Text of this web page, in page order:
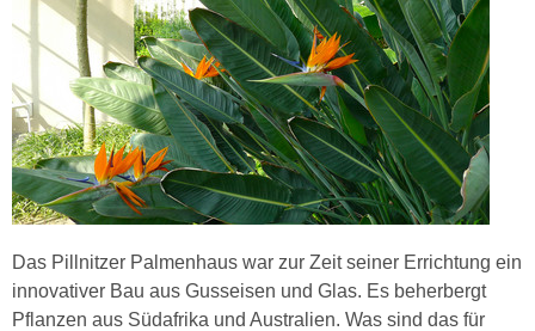
Das Pillnitzer Palmenhaus war zur Zeit seiner Errichtung ein
innovativer Bau aus Gusseisen und Glas. Es beherbergt
Pflanzen aus Südafrika und Australien. Was sind das für